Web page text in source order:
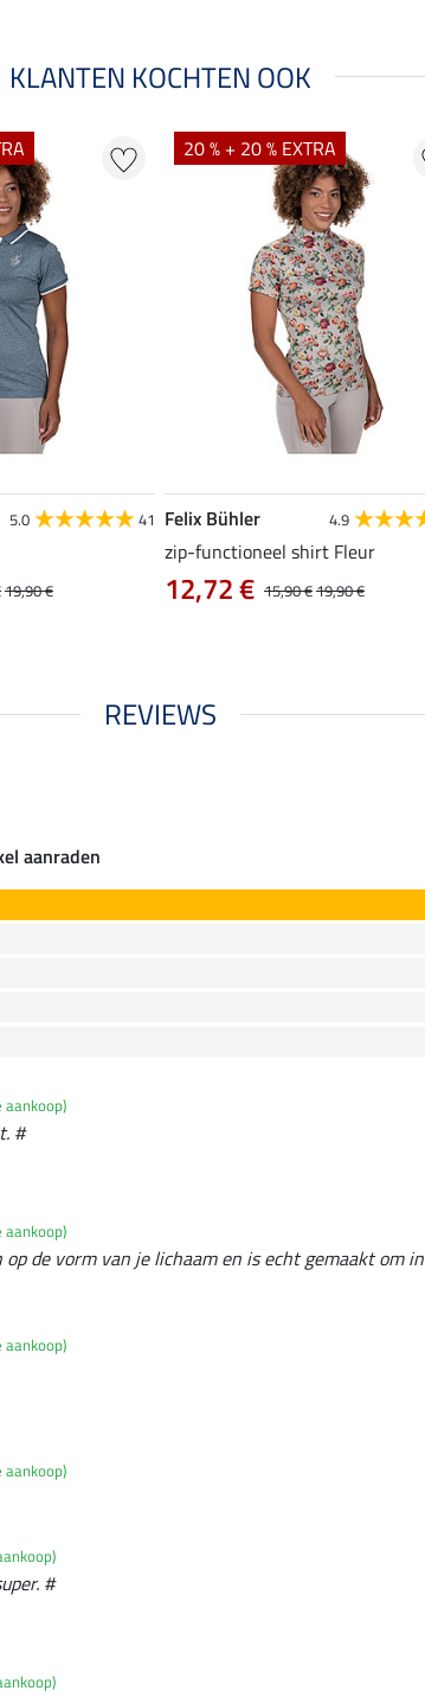
KLANTEN KOCHTEN OOK
5.0 41
19,90 €
20 % + 20 % EXTRA
Felix Bühler 4.9
zip-functioneel shirt Fleur
15,90 €19,90 €
12,72 €
REVIEWS
aanraden
aankoop)
#
aankoop)
de vorm van je lichaam en is echt gemaakt om
aankoop)
aankoop)
#